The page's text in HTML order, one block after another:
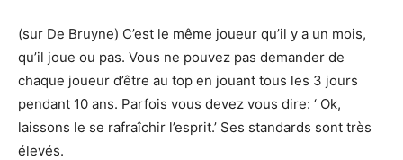
(sur De Bruyne) C’est le même joueur qu’il y a un mois,
qu’il joue ou pas. Vous ne pouvez pas demander de
chaque joueur d’être au top en jouant tous les 3 jours
pendant 10 ans. Parfois vous devez vous dire: ‘ Ok,
laissons le se rafraîchir l’esprit.’ Ses standards sont très
élevés.